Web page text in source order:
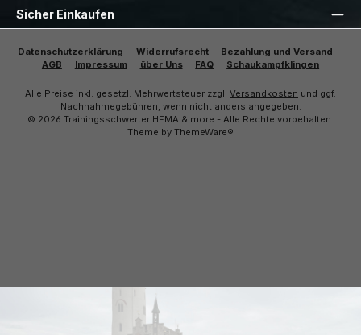
Sicher Einkaufen
Datenschutzerklärung Widerrufsrecht
Bezahlung und Versand
AGB
Impressum über Uns FAQ Schaukampfklingen
Alle Preise inkl. gesetzl. Mehrwertsteuer zzgl. Versandkosten und ggf.
Nachnahmegebühren, wenn nicht anders angegeben.
© 2026 Trainingsschwerter HEMA & more - Alle Rechte vorbehalten.
Theme by ThemeWare®